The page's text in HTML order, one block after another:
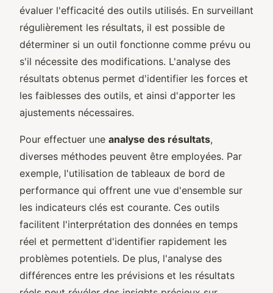
évaluer l'efficacité des outils utilisés. En surveillant
régulièrement les résultats, il est possible de
déterminer si un outil fonctionne comme prévu ou
s'il nécessite des modifications. L'analyse des
résultats obtenus permet d'identifier les forces et
les faiblesses des outils, et ainsi d'apporter les
ajustements nécessaires.
Pour effectuer une analyse des résultats,
diverses méthodes peuvent être employées. Par
exemple, l'utilisation de tableaux de bord de
performance qui offrent une vue d'ensemble sur
les indicateurs clés est courante. Ces outils
facilitent l'interprétation des données en temps
réel et permettent d'identifier rapidement les
problèmes potentiels. De plus, l'analyse des
différences entre les prévisions et les résultats